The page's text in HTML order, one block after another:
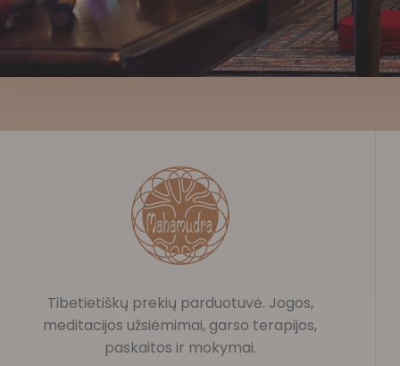
Tibetietiškų prekių parduotuvė. Jogos,
meditacijos užsiėmimai, garso terapijos,
paskaitos ir mokymai.